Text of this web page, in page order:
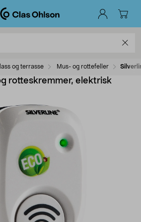
og terrasse Mus- og rottefeller
rotteskremmer, elektrisk